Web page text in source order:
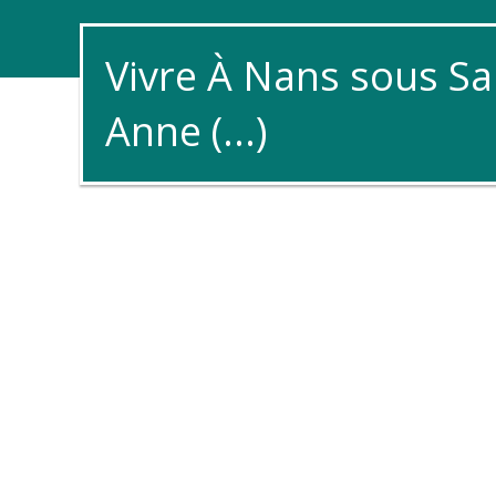
Vivre À Nans sous
Anne (...)